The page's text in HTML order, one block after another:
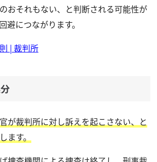
おそれもない、と判断される可能性が
避につながります。
| 裁判所
が裁判所に対し訴えを起こさない、と
ます。